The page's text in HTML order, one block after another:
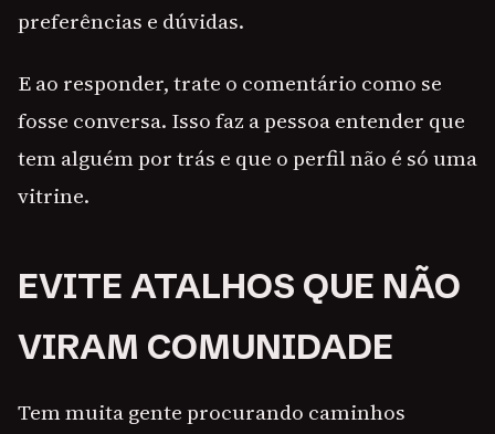
preferências e dúvidas.
E ao responder, trate o comentário como se
fosse conversa. Isso faz a pessoa entender que
tem alguém por trás e que o perfil não é só uma
vitrine.
EVITE ATALHOS QUE NÃO
VIRAM COMUNIDADE
Tem muita gente procurando caminhos